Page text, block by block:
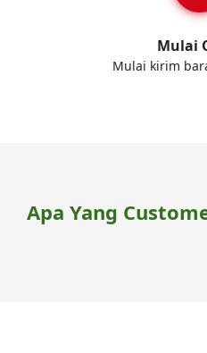
Mulai
Mulai kirim
Apa Yang